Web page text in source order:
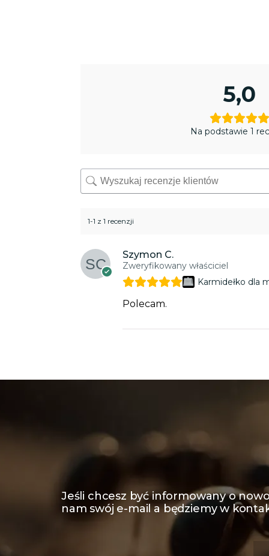
5,0
Na podstawie 1
1-1 z 1 recenzji
Szymon C.
Zweryfikowany właściciel
Karmidełko dla
Polecam.
Jeśli chcesz być informowany o
nam swój e-mail a będziemy w